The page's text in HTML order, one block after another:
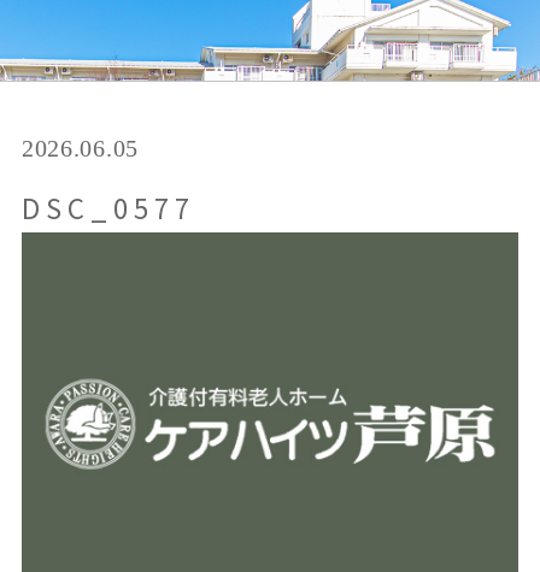
2026.06.05
DSC_0577